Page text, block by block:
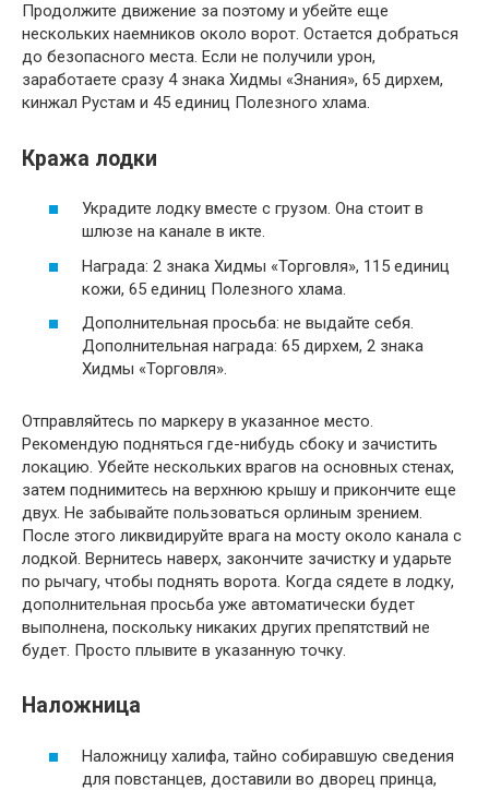
Продолжите движение за поэтому и убейте еще
нескольких наемников около ворот. Остается добраться
до безопасного места. Если не получили урон,
заработаете сразу 4 знака Хидмы «Знания», 65 дирхем,
кинжал Рустам и 45 единиц Полезного хлама.
Кража лодки
Украдите лодку вместе с грузом. Она стоит в
шлюзе на канале в икте.
Награда: 2 знака Хидмы «Торговля», 115 единиц
кожи, 65 единиц Полезного хлама.
Дополнительная просьба: не выдайте себя.
Дополнительная награда: 65 дирхем, 2 знака
Хидмы «Торговля».
Отправляйтесь по маркеру в указанное место.
Рекомендую подняться где-нибудь сбоку и зачистить
локацию. Убейте нескольких врагов на основных стенах,
затем поднимитесь на верхнюю крышу и прикончите еще
двух. Не забывайте пользоваться орлиным зрением.
После этого ликвидируйте врага на мосту около канала с
лодкой. Вернитесь наверх, закончите зачистку и ударьте
по рычагу, чтобы поднять ворота. Когда сядете в лодку,
дополнительная просьба уже автоматически будет
выполнена, поскольку никаких других препятствий не
будет. Просто плывите в указанную точку.
Наложница
Наложницу халифа, тайно собиравшую сведения
для повстанцев, доставили во дворец принца,